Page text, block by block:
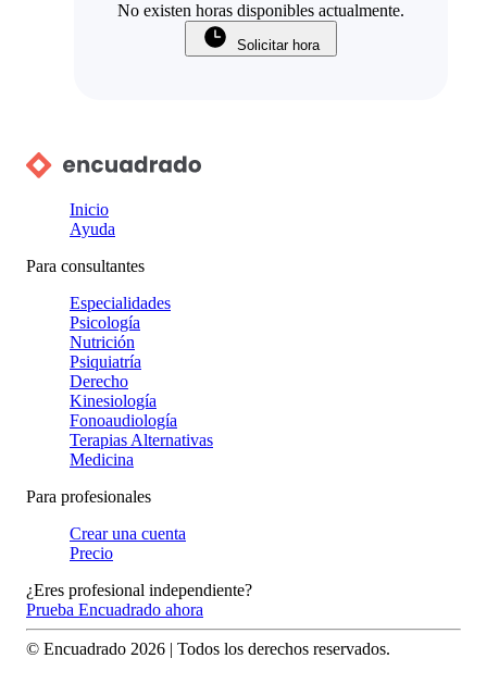
No existen horas disponibles actualmente.
Solicitar hora
Inicio
Ayuda
Para consultantes
Especialidades
Psicología
Nutrición
Psiquiatría
Derecho
Kinesiología
Fonoaudiología
Terapias Alternativas
Medicina
Para profesionales
Crear una cuenta
Precio
¿Eres profesional independiente?
Prueba Encuadrado ahora
© Encuadrado 2026 | Todos los derechos reservados.